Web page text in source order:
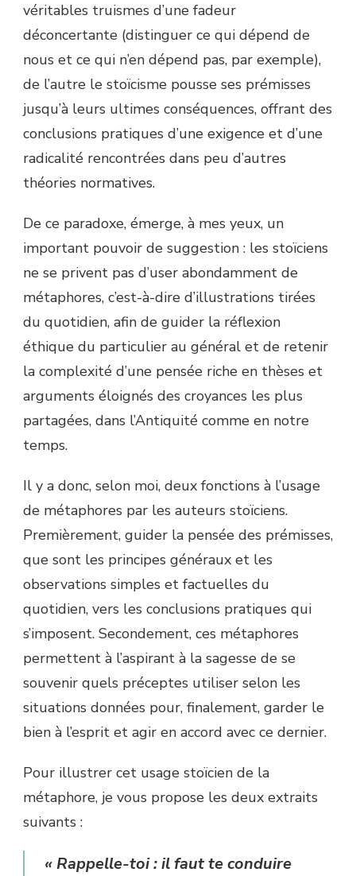
véritables truismes d’une fadeur
déconcertante (distinguer ce qui dépend de
nous et ce qui n’en dépend pas, par exemple),
de l’autre le stoïcisme pousse ses prémisses
jusqu’à leurs ultimes conséquences, offrant des
conclusions pratiques d’une exigence et d’une
radicalité rencontrées dans peu d’autres
théories normatives.
De ce paradoxe, émerge, à mes yeux, un
important pouvoir de suggestion : les stoïciens
ne se privent pas d’user abondamment de
métaphores, c’est-à-dire d’illustrations tirées
du quotidien, afin de guider la réflexion
éthique du particulier au général et de retenir
la complexité d’une pensée riche en thèses et
arguments éloignés des croyances les plus
partagées, dans l’Antiquité comme en notre
temps.
Il y a donc, selon moi, deux fonctions à l’usage
de métaphores par les auteurs stoïciens.
Premièrement, guider la pensée des prémisses,
que sont les principes généraux et les
observations simples et factuelles du
quotidien, vers les conclusions pratiques qui
s’imposent. Secondement, ces métaphores
permettent à l’aspirant à la sagesse de se
souvenir quels préceptes utiliser selon les
situations données pour, finalement, garder le
bien à l’esprit et agir en accord avec ce dernier.
Pour illustrer cet usage stoïcien de la
métaphore, je vous propose les deux extraits
suivants :
« Rappelle-toi : il faut te conduire